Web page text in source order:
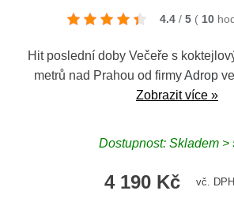
4.4 / 5 ( 10
Hit poslední doby Večeře s
metrů nad Prahou od firmyAdropve
Zobrazit více »
Dostupnost: Skladem >
4 190 Kč vč. DPH